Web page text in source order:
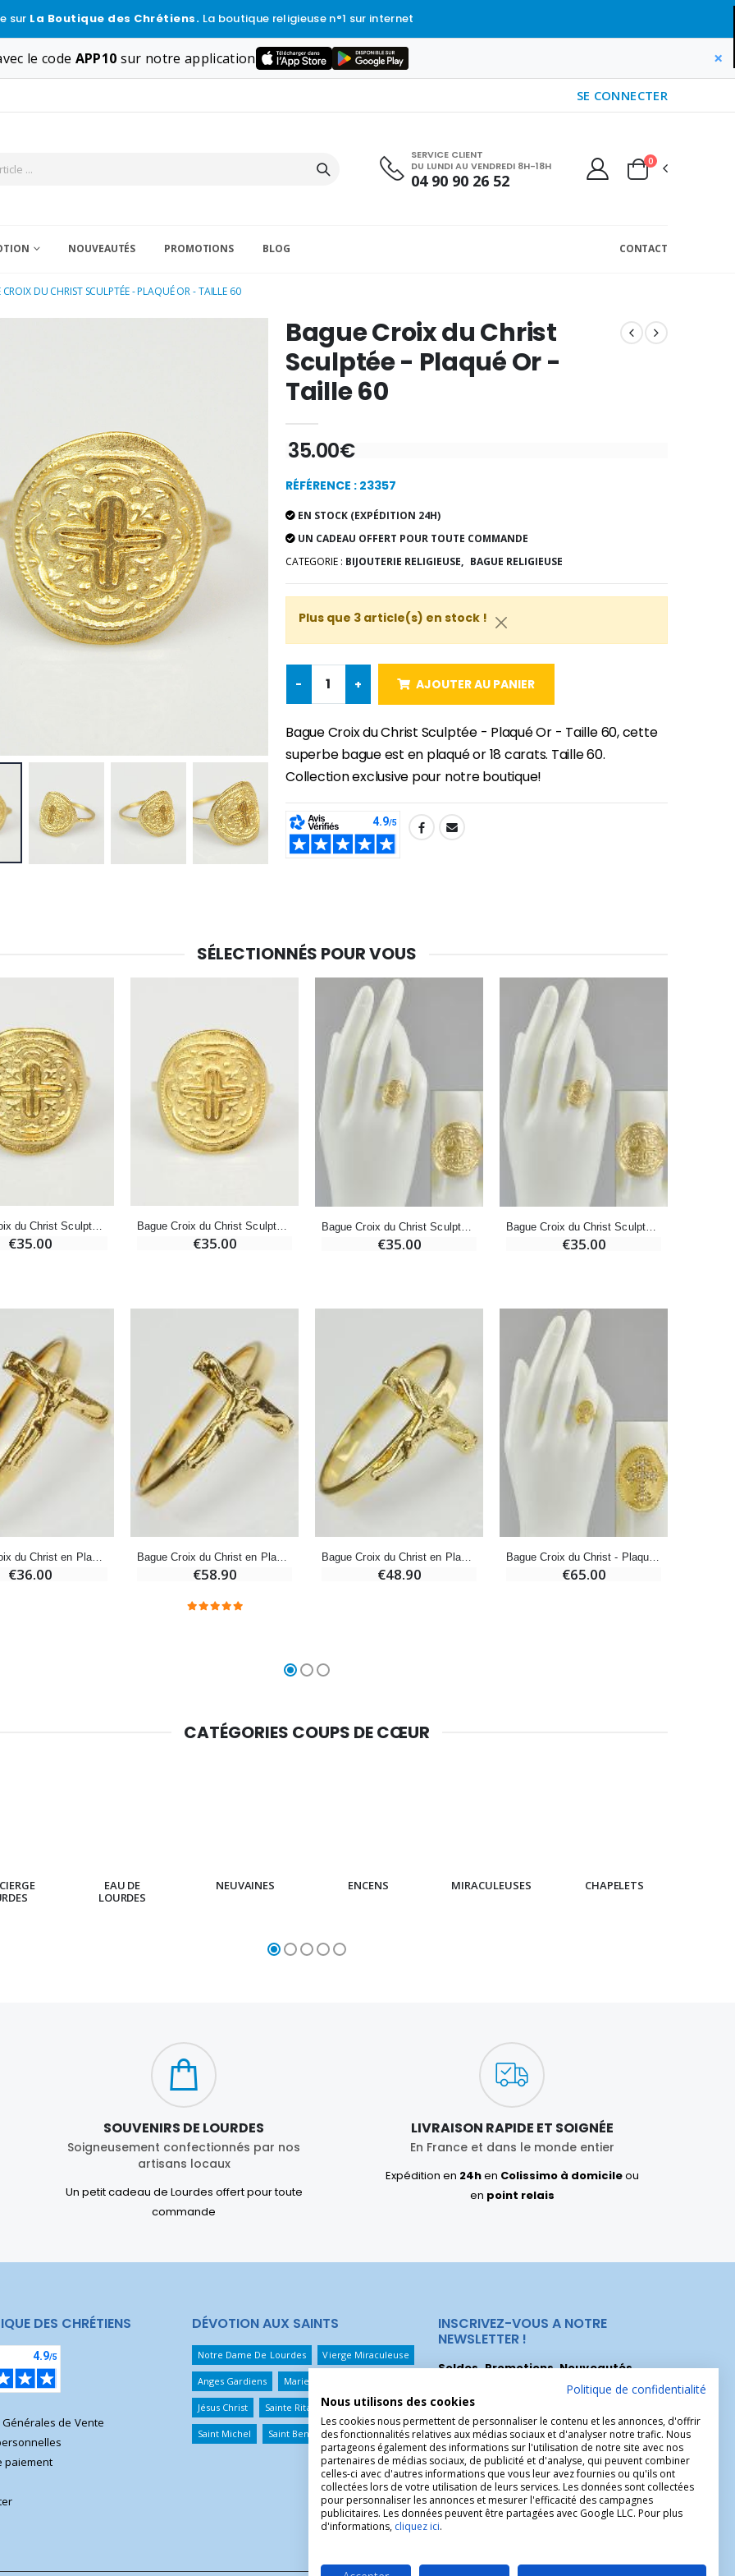
sur La Boutique des Chrétiens. La boutique religieuse n°1 sur internet
le code APP10 sur notre application ×
SE CONNECTER
SERVICE CLIENT
DU LUNDI AU VENDREDI 8H-18H
04 90 90 26 52
0
NOUVEAUTÉS PROMOTIONS BLOG CONTACT
DU CHRIST SCULPTÉE - PLAQUÉ OR - TAILLE 60
€10.00 €7.00
-20%
€7.90
€5.50 €4.95
€58.50
Huile d'Onction
€9.90
€4.90
6 Bougies Teintées Masse Couleur Blanche
€6.00
€12.90
€130.00
Médaille Miraculeuse Rose - 19mm
€5.00
€23.00
Une bougie 150 gr et votre Prière déposées à Lourdes
€10.00 €7.00
-20%
€5.50 €4.95
Huile d'Onction
€9.90
€4.90
Bague Croix du Christ
Sculptée - Plaqué Or -
Taille 60
35.00€
RÉFÉRENCE : 23357
EN STOCK (EXPÉDITION 24H)
UN CADEAU OFFERT POUR TOUTE COMMANDE
CATEGORIE : BIJOUTERIE RELIGIEUSE, BAGUE RELIGIEUSE
Plus que 3 article(s) en stock !
- + AJOUTER AU PANIER
Bague Croix du Christ Sculptée - Plaqué Or - Taille 60, cette
superbe bague est en plaqué or 18 carats. Taille 60.
Collection exclusive pour notre boutique!
SHARE:
SÉLECTIONNÉS POUR VOUS
Bague Croix du Christ Sculptée - Plaqué Or - Taille 52
€35.00
Bague Croix du Christ Sculptée - Plaqué Or - Taille 50
€35.00
Bague Croix du Christ Sculptée - Plaqué Or - Taille 56
€35.00
Bague Croix du Christ Sculptée - Plaqué Or - Taille 54
€35.00
Bague Croix du Christ en Plaqué Or - Taille 62
€36.00
Bague Croix du Christ en Plaqué Or - Taille 60
€58.90
Bague Croix du Christ en Plaqué Or - Taille 58
€48.90
Bague Croix du Christ - Plaqué Or & Diamants - Taille 58
€65.00
CATÉGORIES COUPS DE CŒUR
EAU DE
LOURDES
NEUVAINES ENCENS MIRACULEUSES CHAPELETS
SOUVENIRS DE LOURDES
Soigneusement confectionnés par nos
artisans locaux
Un petit cadeau de Lourdes offert pour toute
commande
LIVRAISON RAPIDE ET SOIGNÉE
En France et dans le monde entier
Expédition en 24hen Colissimo à domicileou
en point relais
DES CHRÉTIENS
de Vente
paiement
DÉVOTION AUX SAINTS
Notre Dame De Lourdes Vierge Miraculeuse
Anges Gardiens Marie Qui Défait Les Noeuds
Jésus Christ Sainte Rita Sainte Thérèse
Saint Michel Saint Benoît Saint Christophe
INSCRIVEZ-VOUS A NOTRE
NEWSLETTER !
Soldes, Promotions, Nouveautés...
Inscrivez-vous maintenant pour recevoir
nos meilleures offres.
Politique de confidentialité
Nous utilisons des cookies
Les cookies nous permettent de personnaliser le contenu et les annonces, d'offrir
des fonctionnalités relatives aux médias sociaux et d'analyser notre trafic. Nous
partageons également des informations sur l'utilisation de notre site avec nos
partenaires de médias sociaux, de publicité et d'analyse, qui peuvent combiner
celles-ci avec d'autres informations que vous leur avez fournies ou qu'ils ont
collectées lors de votre utilisation de leurs services. Les données sont collectées
pour personnaliser les annonces et mesurer l'efficacité des campagnes
publicitaires. Les données peuvent être partagées avec Google LLC. Pour plus
d'informations, cliquez ici.